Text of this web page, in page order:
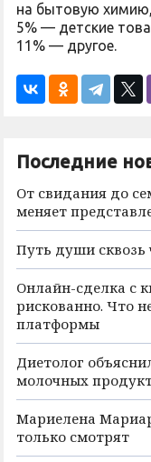
на бытовую
5% — детские
11% — другое.
Последние
От свидания до
меняет
Путь души сквозь
Онлайн-сделка с
рискованно. Что
платформы
Диетолог
молочных
Мариелена
только смотрят